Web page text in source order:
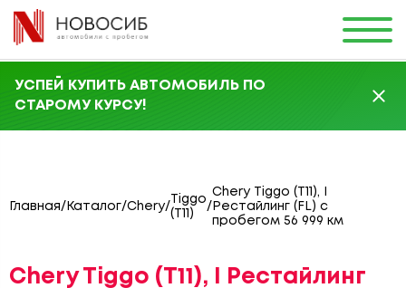
УСПЕЙ КУПИТЬ АВТОМОБИЛЬ ПО
СТАРОМУ КУРСУ!
Главная/ Каталог/Chery/
Tiggo
(T11)
/
Chery Tiggo (T11), I
Рестайлинг (FL) с
пробегом 56 999 км
Chery Tiggo (T11), I Рестайлинг